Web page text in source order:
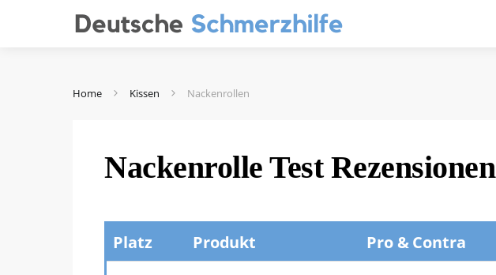
Home Kissen Nackenrollen
Nackenrolle Test Rezensionen
Platz Produkt Pro & Contra